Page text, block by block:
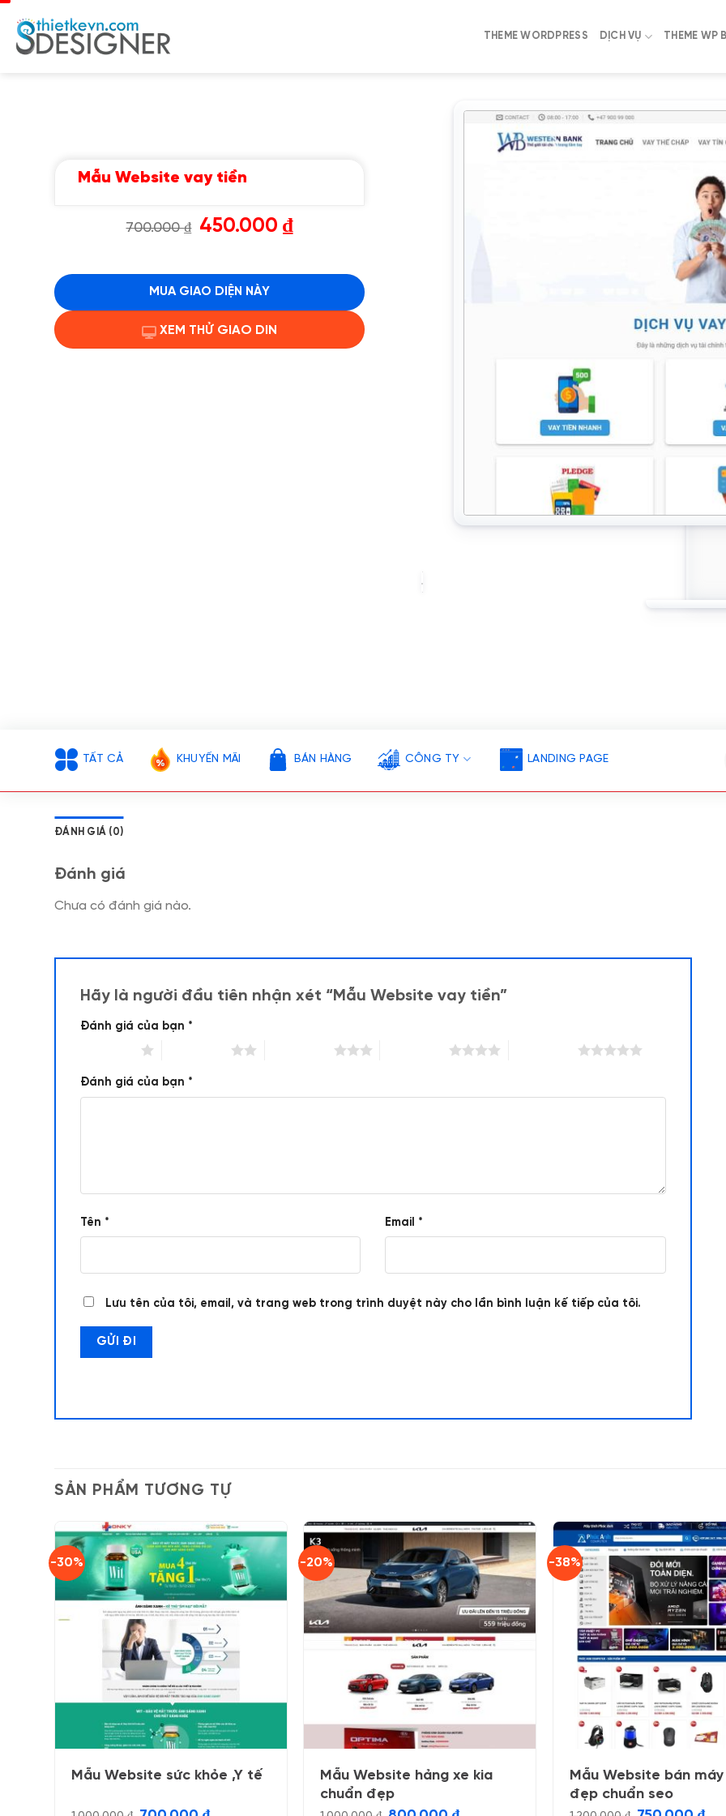
đến
nội
THEME WORDPRESS DỊCH VỤ THEME WP
Mẫu Website vay tiền
700.000₫
Giá
gốc
450.000 ₫Giá
hiện
450.000 ₫.
MUA GIAO DIỆN NÀY
XEM THỬ GIAO DIN
TẤT CẢ KHUYẾN MÃI BÁN HÀNG CÔNG TY LANDING PAGE
ĐÁNH GIÁ (0)
Đánh giá
Chưa có đánh giá nào.
Hãy là người đầu tiên nhận xét “Mẫu Website vay tiền”
Đánh giá của bạn *
Đánh giá của bạn *
Tên * Email *
Lưu tên của tôi, email, và trang web trong trình duyệt này cho lần bình luận kế tiếp của tôi.
SẢN PHẨM TƯƠNG TỰ
-30%
Mẫu Website sức khỏe ,Y tế
Giá
Giá
-20%
Mẫu Website hảng xe kia
chuẩn đẹp
Giá
Giá
-38%
Mẫu Website bán
đẹp chuẩn seo
Giá
Giá